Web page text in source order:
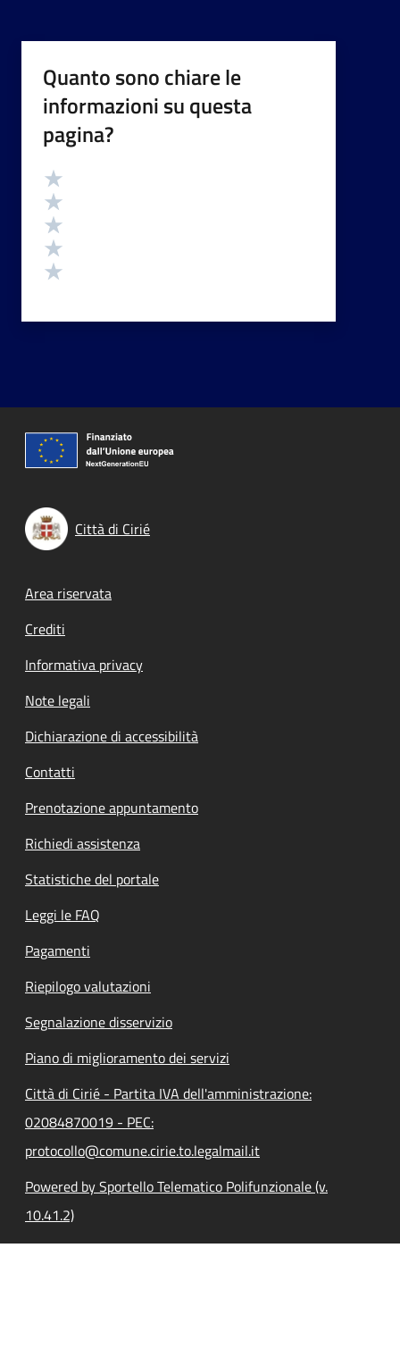
Quanto sono chiare le
informazioni su questa
pagina?
Valutazione
Città di Cirié
Footer menu
Area riservata
Crediti
Informativa privacy
Note legali
Dichiarazione di accessibilità
Contatti
Prenotazione appuntamento
Richiedi assistenza
Statistiche del portale
Leggi le FAQ
Pagamenti
Riepilogo valutazioni
Segnalazione disservizio
Piano di miglioramento dei servizi
Città di Cirié - Partita IVA dell'amministrazione:
02084870019 - PEC:
protocollo@comune.cirie.to.legalmail.it
Powered by Sportello Telematico Polifunzionale (v.
10.41.2)